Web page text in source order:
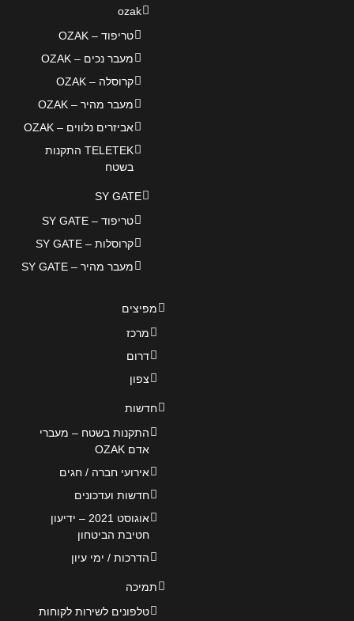
ozak
טריפוד – OZAK
מעבר נכים – OZAK
קרוסלה – OZAK
מעבר מהיר – OZAK
אביזרים נלווים – OZAK
TELETEK התקנות
בשטח
SY GATE
טריפוד – SY GATE
קרוסלות – SY GATE
מעבר מהיר – SY GATE
מפיצים
מרכז
דרום
צפון
חדשות
התקנות בשטח – מעברי
אדם OZAK
אירועי חברה / חגים
חדשות ועדכונים
אוגוסט 2021 – ידיעון
חטיבת הביטחון
הדרכות / ימי עיון
תמיכה
טלפונים לשירות לקוחות